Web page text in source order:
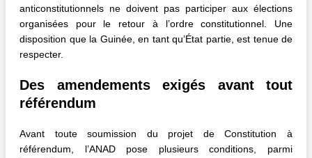
anticonstitutionnels ne doivent pas participer aux élections
organisées pour le retour à l’ordre constitutionnel. Une
disposition que la Guinée, en tant qu’État partie, est tenue de
respecter.
Des amendements exigés avant tout
référendum
Avant toute soumission du projet de Constitution à
référendum, l’ANAD pose plusieurs conditions, parmi